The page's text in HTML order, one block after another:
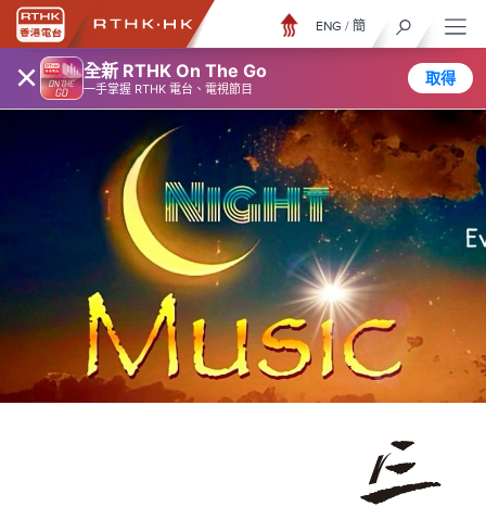
× 全新 RTHK On The Go
一手掌握 RTHK 電台、電視節目
取得
ENG / 簡